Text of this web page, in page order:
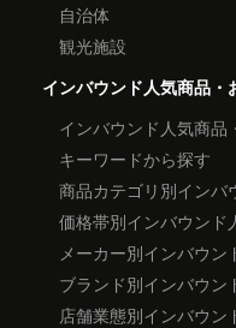
自治体
観光施設
インバウンド人気商品・
インバウンド人気商品
キーワードから探す
商品カテゴリ別インバ
価格帯別インバウンド
メーカー別インバウ
ブランド別インバウン
店舗業態別インバウ